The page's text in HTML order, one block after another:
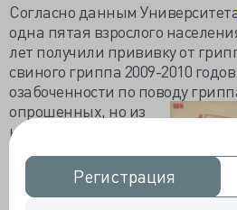
Регистрация
Регистрация
Согласно данным
одна пятая взрослого
лет получили прививку от
свиного гриппа 2009-2010
озабоченности по поводу гри
опрошенных, но из
них 60% четко
отслеживали
сообщения об
эпидемических